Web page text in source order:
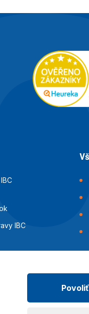
IBC
IBC